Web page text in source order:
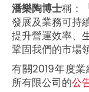
潘樂陶博士稱：
發展及業務可持
提升營運效率、
鞏固我們的市場
有關2019年度
所有限公司的公